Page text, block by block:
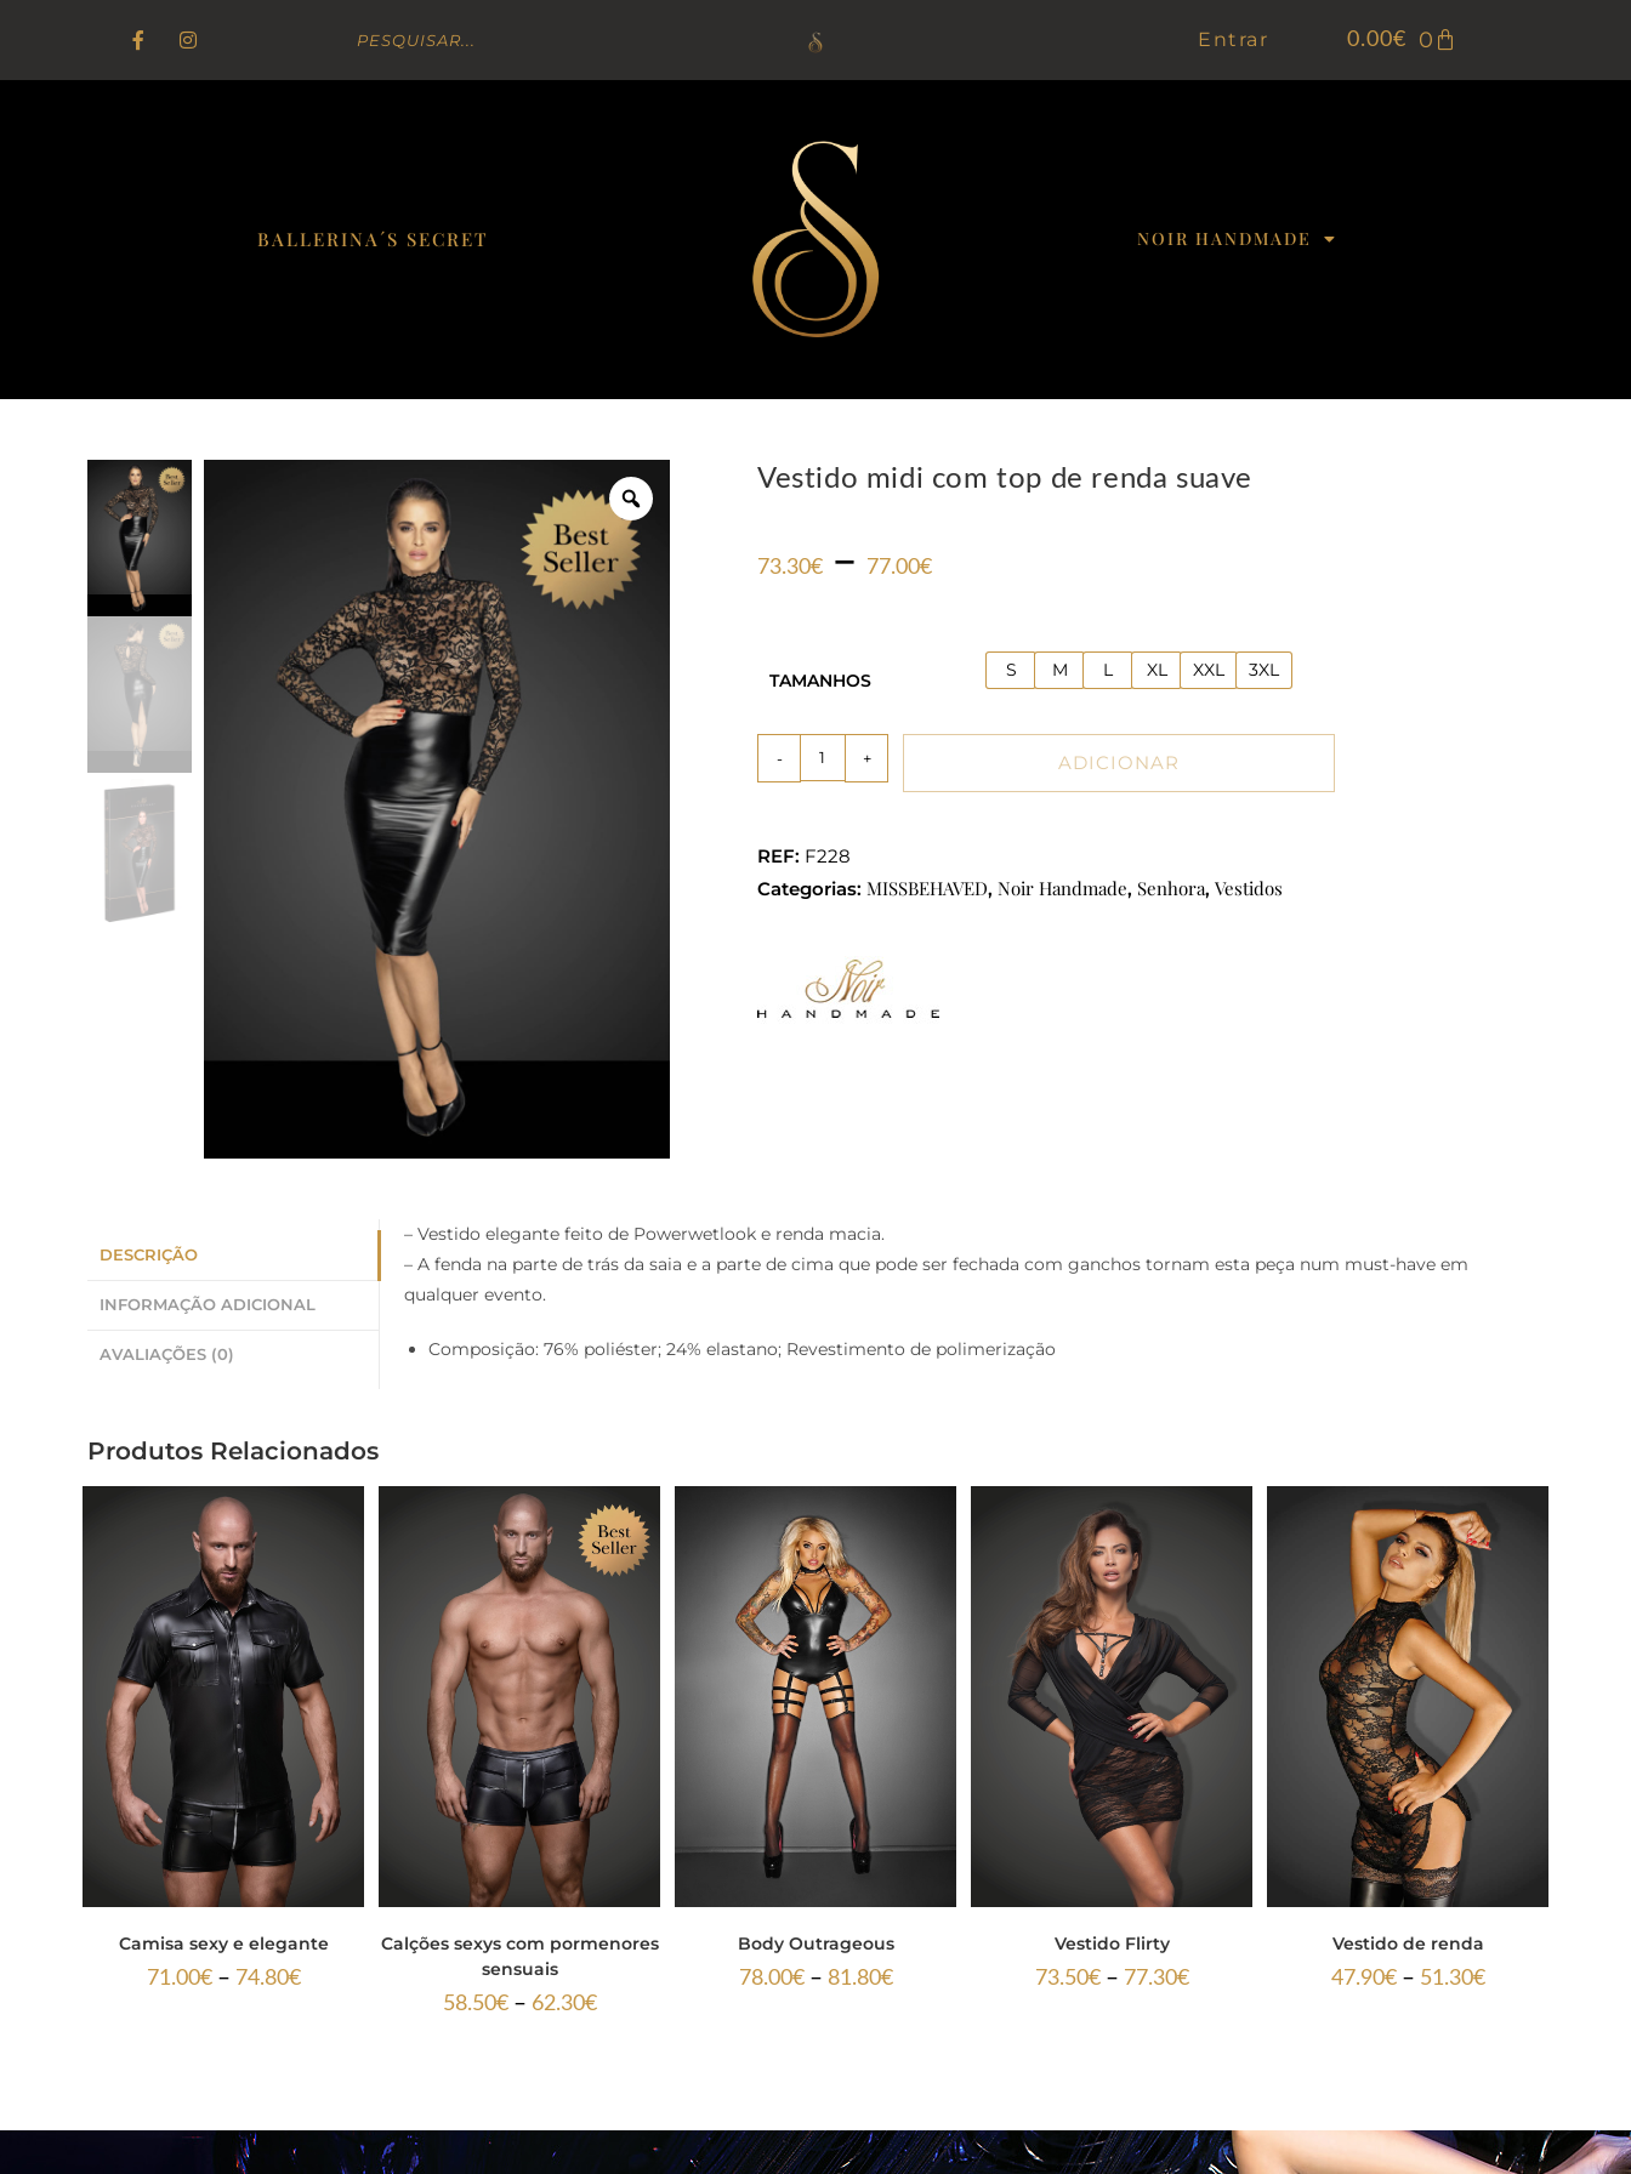
Entrar 0.00€ 0
BALLERINA´S SECRET NOIR HANDMADE
Vestido midi com top de renda suave
73.30€ – 77.00€
TAMANHOS S M L XL XXL 3XL
- + ADICIONAR
REF: F228
Categorias: MISSBEHAVED, Noir Handmade, Senhora, Vestidos
DESCRIÇÃO
INFORMAÇÃO ADICIONAL
AVALIAÇÕES (0)
– Vestido elegante feito de Powerwetlook e renda macia.
– A fenda na parte de trás da saia e a parte de cima que pode ser fechada com ganchos tornam esta peça num must-have em
qualquer evento.
Composição: 76% poliéster; 24% elastano; Revestimento de polimerização
Produtos Relacionados
Camisa sexy e elegante
71.00€ – 74.80€
Calções sexys com pormenores
sensuais
58.50€ – 62.30€
Body Outrageous
78.00€ – 81.80€
Vestido Flirty
73.50€ – 77.30€
Vestido de renda
47.90€ – 51.30€